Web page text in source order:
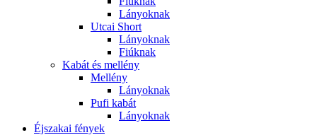
Lányoknak
Utcai Short
Lányoknak
Fiúknak
Kabát és mellény
Mellény
Lányoknak
Pufi kabát
Lányoknak
Éjszakai fények